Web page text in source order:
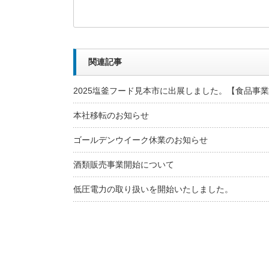
関連記事
2025塩釜フード見本市に出展しました。【食品事
本社移転のお知らせ
ゴールデンウイーク休業のお知らせ
酒類販売事業開始について
低圧電力の取り扱いを開始いたしました。